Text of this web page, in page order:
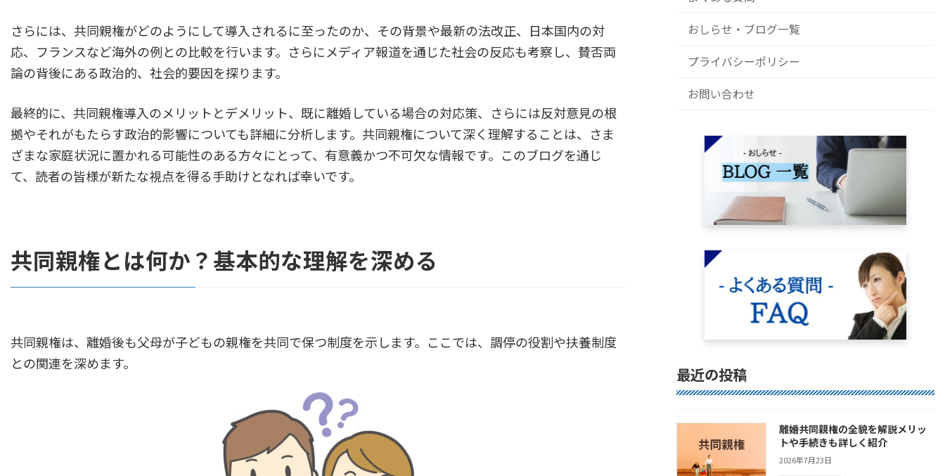
さらには、共同親権がどのようにして導入されるに至ったのか、その背景や最新の法改正、日本国内の対
応、フランスなど海外の例との比較を行います。さらにメディア報道を通じた社会の反応も考察し、賛否両
論の背後にある政治的、社会的要因を探ります。
最終的に、共同親権導入のメリットとデメリット、既に離婚している場合の対応策、さらには反対意見の根
拠やそれがもたらす政治的影響についても詳細に分析します。共同親権について深く理解することは、さま
ざまな家庭状況に置かれる可能性のある方々にとって、有意義かつ不可欠な情報です。このブログを通じ
て、読者の皆様が新たな視点を得る手助けとなれば幸いです。
共同親権とは何か？基本的な理解を深める
共同親権は、離婚後も父母が子どもの親権を共同で保つ制度を示します。ここでは、調停の役割や扶養制度
との関連を深めます。
おしらせ・ブログ一覧
プライバシーポリシー
お問い合わせ
最近の投稿
離婚共同親権の全貌を解説メリッ
トや手続きも詳しく紹介
2026年7月23日